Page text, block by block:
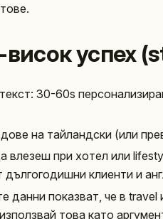
висок успех
30-60s
на тайландски (или
влезеш при хотел или
клиенти и
данни показват, че в
това като